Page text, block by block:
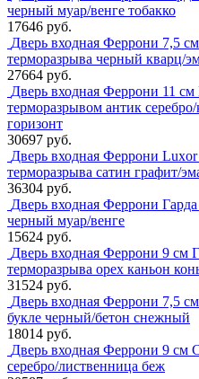
черный муар/венге тобакко
17646 руб.
Дверь входная Феррони 7,5
терморазрыва черный кварц/
27664 руб.
Дверь входная Феррони 11 см
терморазрывом антик
горизонт
30697 руб.
Дверь входная Феррони
терморазрыва сатин графит/
36304 руб.
Дверь входная Феррони
черный муар/венге
15624 руб.
Дверь входная Феррони 9 см
терморазрыва орех каньон
31524 руб.
Дверь входная Феррони 7,5
букле черный/бетон снежный
18014 руб.
Дверь входная Феррони 9 см
серебро/лиственница беж